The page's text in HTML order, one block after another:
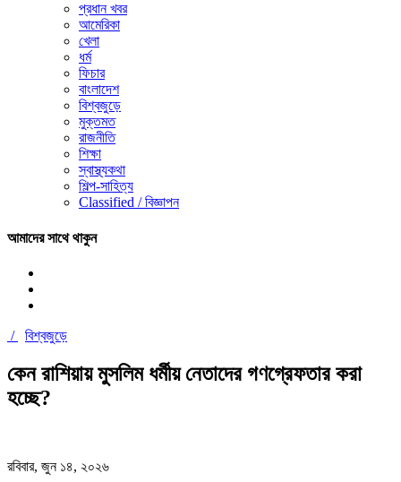
প্রধান খবর
আমেরিকা
খেলা
ধর্ম
ফিচার
বাংলাদেশ
বিশ্বজুড়ে
মুক্তমত
রাজনীতি
শিক্ষা
স্বাস্থ্যকথা
শিল্প-সাহিত্য
Classified / বিজ্ঞাপন
আমাদের সাথে থাকুন
/ বিশ্বজুড়ে
কেন রাশিয়ায় মুসলিম ধর্মীয় নেতাদের গণগ্রেফতার করা
হচ্ছে?
রবিবার, জুন ১৪, ২০২৬